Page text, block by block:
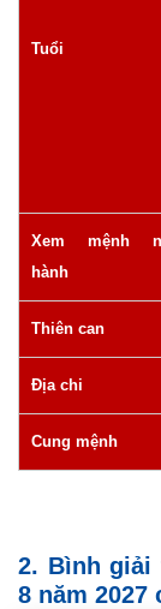
Tuổi
Xem mệnh
hành
Thiên can
Địa chi
Cung mệnh
2. Bình giải
8 năm 2027